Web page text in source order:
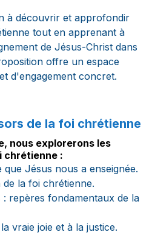
à découvrir et approfondir
tout en apprenant à
de Jésus-Christ dans
offre un espace
d'engagement concret.
de la foi chrétienne
nous explorerons les
chrétienne :
Jésus nous a enseignée.
la foi chrétienne.
: repères fondamentaux de la
vraie joie et à la justice.